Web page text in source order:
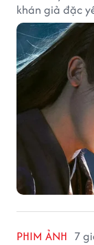
khán giả đặc
PHIM ẢNH 7